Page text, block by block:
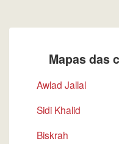
Mapas das
Awlad Jallal
Sidi Khalid
Biskrah